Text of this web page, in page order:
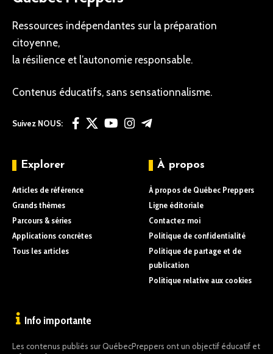
Ressources indépendantes sur la préparation
citoyenne,
la résilience et l’autonomie responsable.
Contenus éducatifs, sans sensationnalisme.
Suivez NOUS:
Explorer
Articles de référence
Grands thèmes
Parcours & séries
Applications concrètes
Tous les articles
À propos
À propos de Québec Preppers
Ligne éditoriale
Contactez moi
Politique de confidentialité
Politique de partage et de
publication
Politique relative aux cookies
Info importante
Les contenus publiés sur QuébecPreppers ont un objectif éducatif et